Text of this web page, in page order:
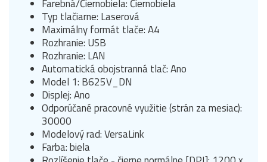
Farebná/Čiernobiela: Čiernobiela
Typ tlačiarne: Laserová
Maximálny formát tlače: A4
Rozhranie: USB
Rozhranie: LAN
Automatická obojstranná tlač: Ano
Model 1: B625V_DN
Displej: Ano
Odporúčané pracovné využitie (strán za mesiac):
30000
Modelový rad: VersaLink
Farba: biela